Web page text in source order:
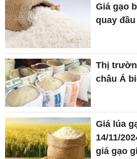
Giá gạo
quay
Thị
châu Á
Giá lúa
14/11/
giá gạo